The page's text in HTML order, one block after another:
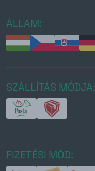
ÁLLAM:
SZÁLLÍTÁS MÓDJA:
FIZETÉSI MÓD: